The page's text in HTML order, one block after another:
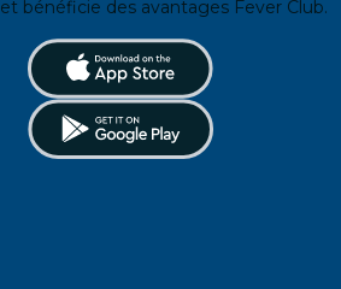
et bénéficie des avantages Fever Club.